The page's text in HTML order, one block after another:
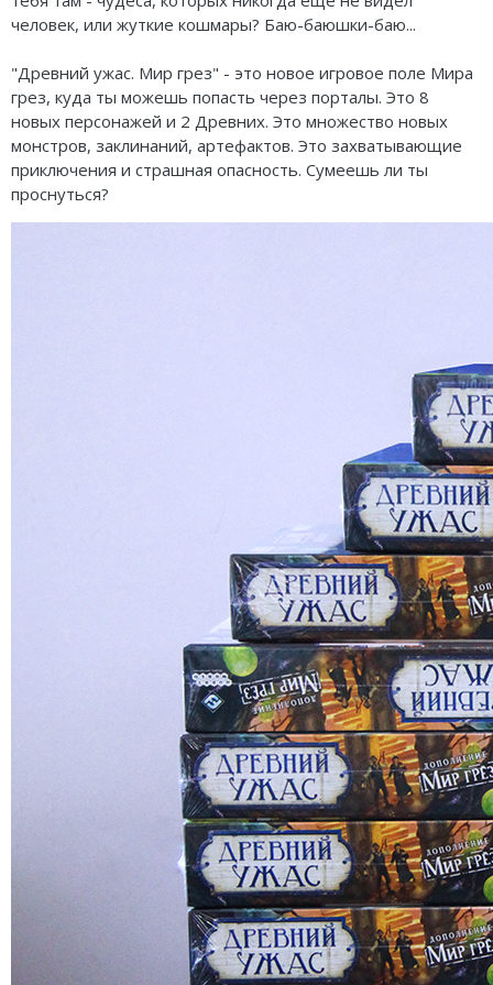
человек, или жуткие кошмары? Баю-баюшки-баю...
"Древний ужас. Мир грез" - это новое игровое поле Мира
грез, куда ты можешь попасть через порталы. Это 8
новых персонажей и 2 Древних. Это множество новых
монстров, заклинаний, артефактов. Это захватывающие
приключения и страшная опасность. Сумеешь ли ты
проснуться?
Кооперативные
Стратегические
Приключения
Эволюция
Зельеварение
Стиль Жизни
Саграда